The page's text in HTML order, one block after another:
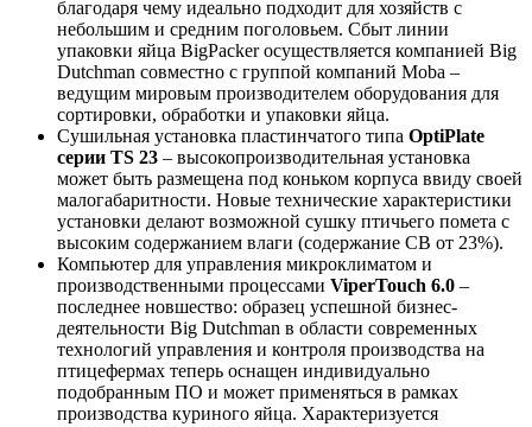
благодаря чему идеально подходит для хозяйств с
небольшим и средним поголовьем. Сбыт линии
упаковки яйца BigPacker осуществляется компанией Big
Dutchman совместно с группой компаний Moba –
ведущим мировым производителем оборудования для
сортировки, обработки и упаковки яйца.
Сушильная установка пластинчатого типа ОptiPlate
серии TS 23 – высокопроизводительная установка
может быть размещена под коньком корпуса ввиду своей
малогабаритности. Новые технические характеристики
установки делают возможной сушку птичьего помета с
высоким содержанием влаги (содержание СВ от 23%).
Компьютер для управления микроклиматом и
производственными процессами ViperTouch 6.0 –
последнее новшество: образец успешной бизнес-
деятельности Big Dutchman в области современных
технологий управления и контроля производства на
птицефермах теперь оснащен индивидуально
подобранным ПО и может применяться в рамках
производства куриного яйца. Характеризуется